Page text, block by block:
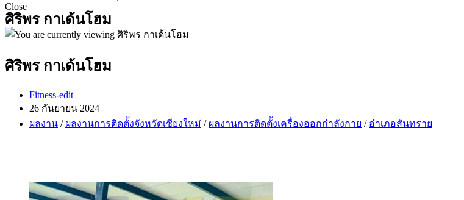
Close
ศิริพร กาเด้นโฮม
ศิริพร กาเด้นโฮม
Post
author:
Fitness-edit
Post
26 กันยายน 2024
Post
category:
ผลงาน / ผลงานการติดตั้งจังหวัดเชียงใหม่ / ผลงานการติดตั้งเครื่องออกกำลังกาย / อำเภอสันทราย